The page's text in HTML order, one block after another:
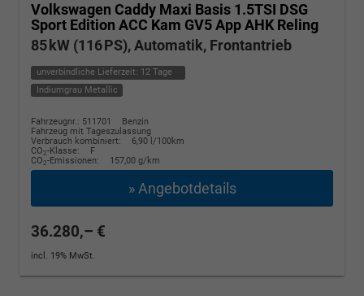
Volkswagen Caddy Maxi Basis 1.5TSI DSG
Sport Edition ACC Kam GV5 App AHK Reling
85 kW (116 PS), Automatik, Frontantrieb
unverbindliche Lieferzeit: 12 Tage
Indiumgrau Metallic
Fahrzeugnr.: 511701
Benzin
Fahrzeug mit Tageszulassung
Verbrauch kombiniert:
6,90 l/100km
CO2-Klasse:
F
CO2-Emissionen: 157,00 g/km
» Angebotdetails
36.280,– €
incl. 19% MwSt.